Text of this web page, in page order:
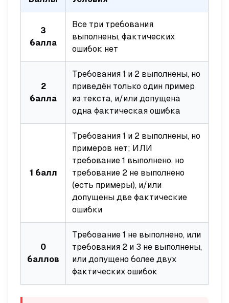
3
балла
Все три требования
выполнены, фактических
ошибок нет
2
балла
Требования 1 и 2 выполнены, но
приведён только один пример
из текста, и/или допущена
одна фактическая ошибка
1 балл
Требования 1 и 2 выполнены, но
примеров нет; ИЛИ
требование 1 выполнено, но
требование 2 не выполнено
(есть примеры), и/или
допущены две фактические
ошибки
0
баллов
Требование 1 не выполнено, или
требования 2 и 3 не выполнены,
или допущено более двух
фактических ошибок